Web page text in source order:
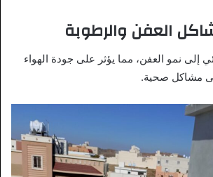
العفن والرطوبة
إلى نمو العفن، مما يؤثر على جودة الهواء
مشاكل صحية.